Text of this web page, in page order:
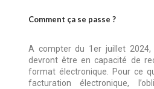
Comment ça se passe ?
A compter du 1er juillet 2024,
devront être en capacité de
format électronique. Pour ce
facturation électronique,